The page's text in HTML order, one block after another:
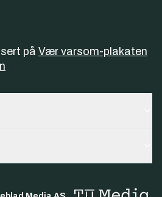
på Vær varsom-plakaten